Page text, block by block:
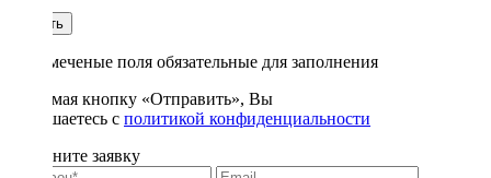
Купить
* - отмеченые поля обязательные для заполнения
Нажимая кнопку «Отправить», Вы
соглашаетесь с политикой конфиденциальности
Заполните заявку